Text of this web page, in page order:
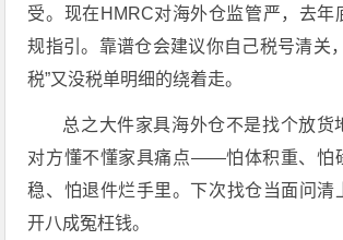
受。现在HMRC对海外仓监管严，去年
规指引。靠谱仓会建议你自己税号清关
税”又没税单明细的绕着走。
总之大件家具海外仓不是找个放货
对方懂不懂家具痛点——怕体积重、怕
稳、怕退件烂手里。下次找仓当面问清
开八成冤枉钱。